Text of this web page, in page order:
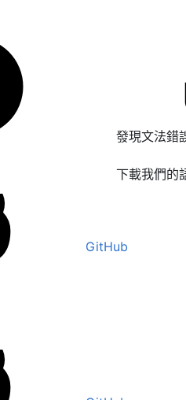
發現文法錯
下載我們的
GitHub